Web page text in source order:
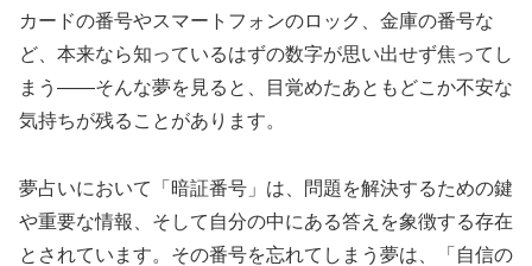
カードの番号やスマートフォンのロック、金庫の番号な
ど、本来なら知っているはずの数字が思い出せず焦ってし
まう――そんな夢を見ると、目覚めたあともどこか不安な
気持ちが残ることがあります。
夢占いにおいて「暗証番号」は、問題を解決するための鍵
や重要な情報、そして自分の中にある答えを象徴する存在
とされています。その番号を忘れてしまう夢は、「自信の